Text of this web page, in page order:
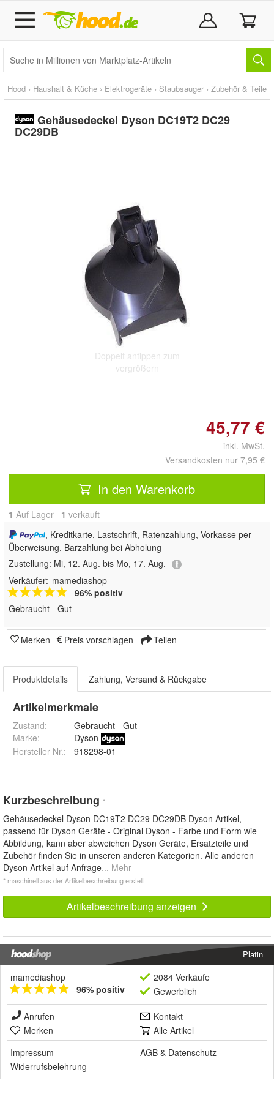
Hood › Haushalt & Küche › Elektrogeräte › Staubsauger › Zubehör & Teile
Gehäusedeckel Dyson DC19T2 DC29
DC29DB
Doppelt antippen zum
vergrößern
45,77 €
inkl. MwSt.
Versandkosten nur 7,95 €
In den Warenkorb
1 Auf Lager 1 verkauft
, Kreditkarte, Lastschrift, Ratenzahlung, Vorkasse per
Überweisung, Barzahlung bei Abholung
Zustellung: Mi, 12. Aug. bis Mo, 17. Aug.
Verkäufer: mamediashop
96% positiv
Gebraucht - Gut
Merken Preis vorschlagen Teilen
Produktdetails Zahlung, Versand & Rückgabe
Artikelmerkmale
Zustand:
Gebraucht - Gut
Marke:
Dyson
Hersteller Nr.:
918298-01
Kurzbeschreibung *
Gehäusedeckel Dyson DC19T2 DC29 DC29DB Dyson Artikel,
passend für Dyson Geräte - Original Dyson - Farbe und Form wie
Abbildung, kann aber abweichen Dyson Geräte, Ersatzteile und
Zubehör finden Sie in unseren anderen Kategorien. Alle anderen
Dyson Artikel auf Anfrage... Mehr
* maschinell aus der Artikelbeschreibung erstellt
Artikelbeschreibung anzeigen
Platin
mamediashop
96% positiv
2084 Verkäufe
Gewerblich
Anrufen
Kontakt
Merken
Alle Artikel
Impressum
AGB & Datenschutz
Widerrufsbelehrung